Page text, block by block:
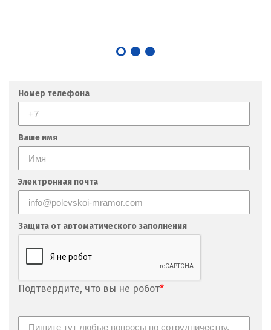
Номер телефона
Ваше имя
Электронная почта
Защита от автоматического заполнения
Подтвердите, что вы не робот*